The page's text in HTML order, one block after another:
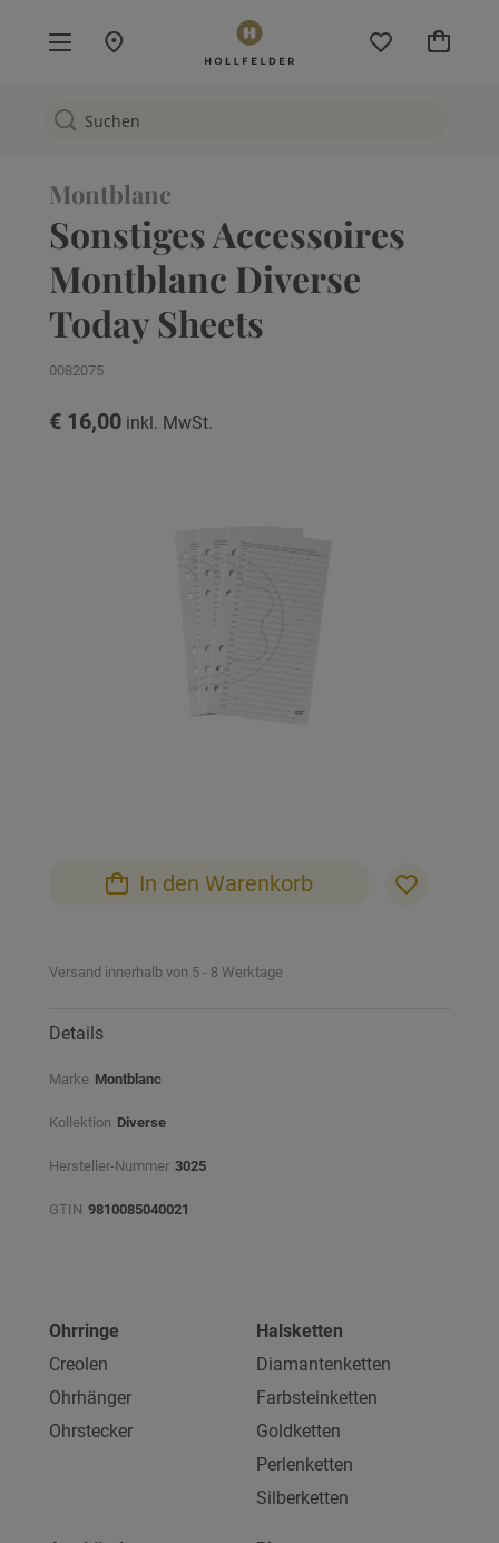
Mein
Montblanc
Sonstiges Accessoires
Montblanc Diverse
Today Sheets
0082075
€ 16,00
springen
In den Warenkorb
Versand innerhalb von 5 - 8 Werktage
Details
Marke Montblanc
Kollektion Diverse
Hersteller-Nummer 3025
GTIN 9810085040021
Ohrringe
Creolen
Ohrhänger
Ohrstecker
Halsketten
Diamantenketten
Farbsteinketten
Goldketten
Perlenketten
Silberketten